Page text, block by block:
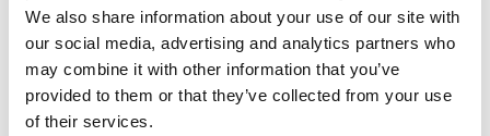
We also share information about your use of our site with
our social media, advertising and analytics partners who
may combine it with other information that you’ve
provided to them or that they’ve collected from your use
of their services.
Deze karpermerken gingen u al